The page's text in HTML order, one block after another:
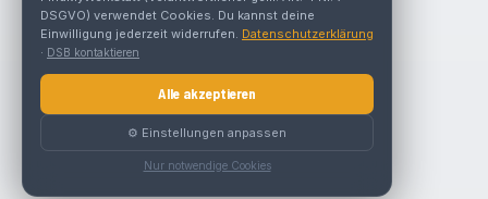
DSGVO) verwendet Cookies. Du kannst deine
Einwilligung jederzeit widerrufen. Datenschutzerklärung
· DSB kontaktieren
Alle akzeptieren
⚙️ Einstellungen anpassen
Nur notwendige Cookies